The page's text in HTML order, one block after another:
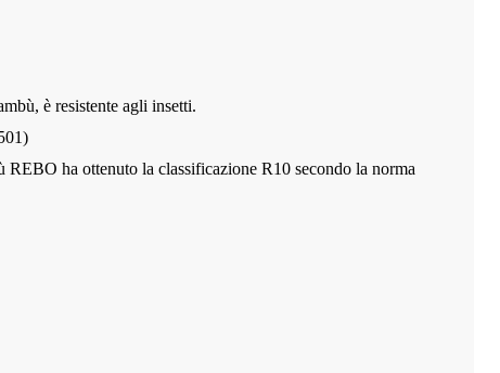
è resistente agli insetti.
)
REBO ha ottenuto la classificazione R10 secondo la norma